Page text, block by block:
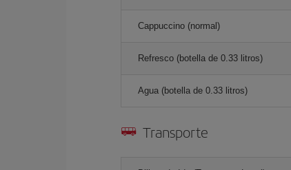
Cappuccino (normal)
Refresco (botella de 0.33 litros)
Agua (botella de 0.33 litros)
Transporte